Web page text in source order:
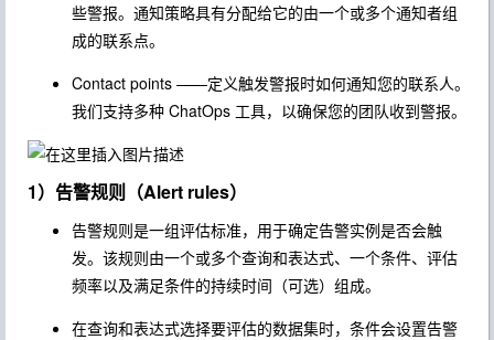
些警报。通知策略具有分配给它的由一个或多个通知者组
成的联系点。
Contact points ——定义触发警报时如何通知您的联系人。
我们支持多种 ChatOps 工具，以确保您的团队收到警报。
1）告警规则（Alert rules）
告警规则是一组评估标准，用于确定告警实例是否会触
发。该规则由一个或多个查询和表达式、一个条件、评估
频率以及满足条件的持续时间（可选）组成。
在查询和表达式选择要评估的数据集时，条件会设置告警